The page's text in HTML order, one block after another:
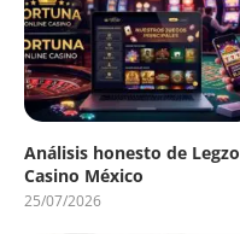
Análisis honesto de Legzo
Casino México
25/07/2026